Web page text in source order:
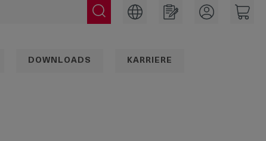
DOWNLOADS KARRIERE